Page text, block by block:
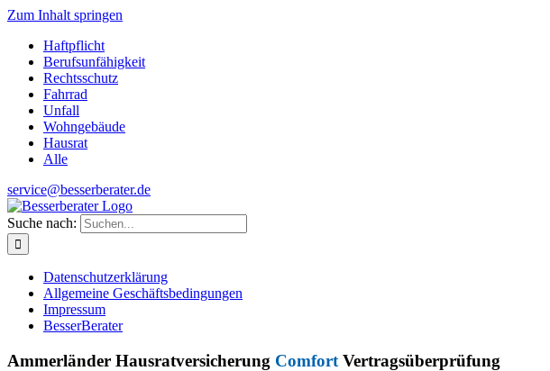
Zum Inhalt springen
Haftpflicht
Berufsunfähigkeit
Rechtsschutz
Fahrrad
Unfall
Wohngebäude
Hausrat
Alle
service@besserberater.de
Suche nach:
Datenschutzerklärung
Allgemeine Geschäftsbedingungen
Impressum
BesserBerater
Ammerländer Hausratversicherung Comfort Vertragsüberprüfung